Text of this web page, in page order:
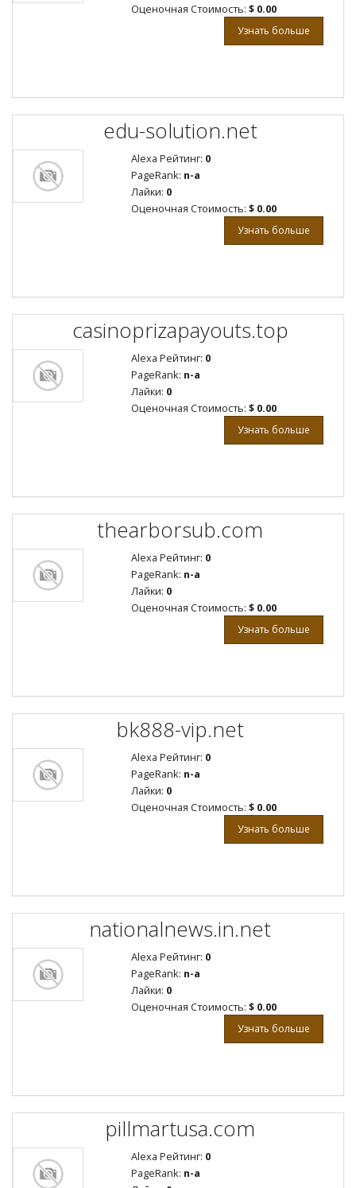
Оценочная Стоимость: $ 0.00
Узнать больше
edu-solution.net
Alexa Рейтинг: 0
PageRank: n-a
Лайки: 0
Оценочная Стоимость: $ 0.00
Узнать больше
casinoprizapayouts.top
Alexa Рейтинг: 0
PageRank: n-a
Лайки: 0
Оценочная Стоимость: $ 0.00
Узнать больше
thearborsub.com
Alexa Рейтинг: 0
PageRank: n-a
Лайки: 0
Оценочная Стоимость: $ 0.00
Узнать больше
bk888-vip.net
Alexa Рейтинг: 0
PageRank: n-a
Лайки: 0
Оценочная Стоимость: $ 0.00
Узнать больше
nationalnews.in.net
Alexa Рейтинг: 0
PageRank: n-a
Лайки: 0
Оценочная Стоимость: $ 0.00
Узнать больше
pillmartusa.com
Alexa Рейтинг: 0
PageRank: n-a